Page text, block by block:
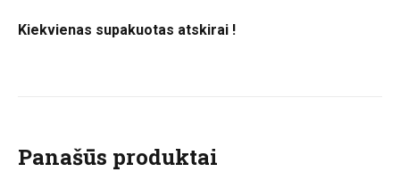
Kiekvienas supakuotas atskirai !
Panašūs produktai